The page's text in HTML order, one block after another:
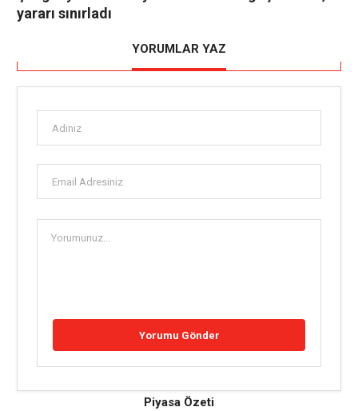
yararı sınırladı
YORUMLAR YAZ
Piyasa Özeti